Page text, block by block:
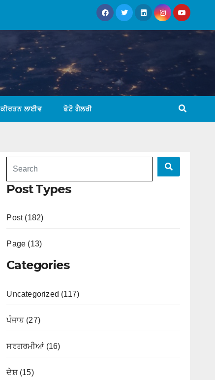
ਕੀਰਤਨ ਲਾਈਵ ਫੋਟੋ ਗੈਲਰੀ
Post Types
Post (182)
Page (13)
Categories
Uncategorized (117)
ਪੰਜਾਬ (27)
ਸਰਗਰਮੀਆਂ (16)
ਦੇਸ਼ (15)